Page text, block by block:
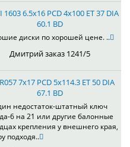
1603 6.5x16 PCD 4x100 ET 37 DIA
60.1 BD
диски по хорошей цене. ..
Дмитрий заказ 1241/5
7x17 PCD 5x114.3 ET 50 DIA
67.1 BD
недостаток-штатный ключ
6 на 21 или другие балонные
крепления у внешнего края,
подходя..